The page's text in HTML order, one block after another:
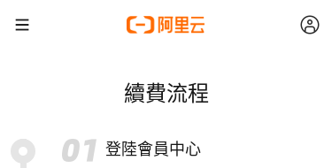
續費流程
登陸會員中心